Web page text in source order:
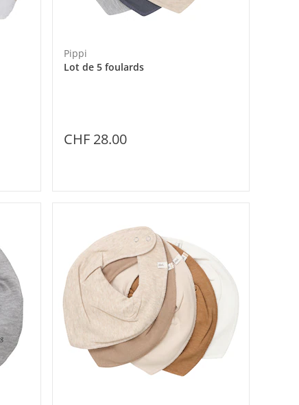
Pippi
Lot de 5 foulards
CHF 28.00